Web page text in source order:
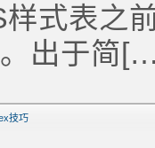
式表之
。出于简
技巧